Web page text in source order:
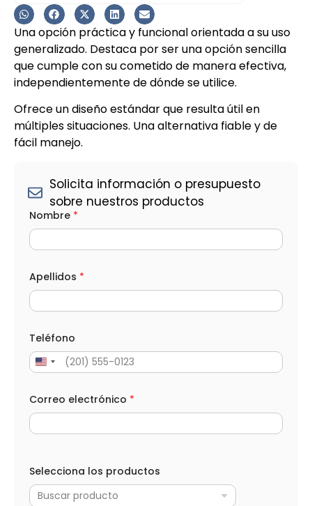
Una opción práctica y funcional orientada a su uso
generalizado. Destaca por ser una opción sencilla
que cumple con su cometido de manera efectiva,
independientemente de dónde se utilice.
Ofrece un diseño estándar que resulta útil en
múltiples situaciones. Una alternativa fiable y de
fácil manejo.
Solicita información o presupuesto
sobre nuestros productos
e
n
a
e
M
e
n
a
e
*
p
e
l
l
o
s
Nombre *
Apellidos *
Teléfono
Correo electrónico *
Selecciona los productos
Buscar producto